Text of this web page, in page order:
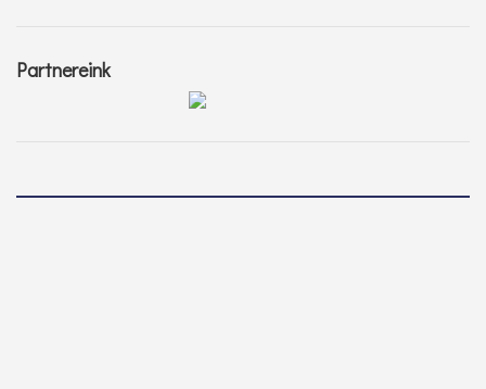
Partnereink